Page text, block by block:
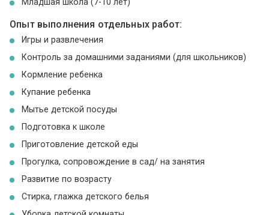
Опыт выполнения отдельных работ:
Игры и развлечения
Контроль за домашними заданиями (для школьников)
Кормление ребенка
Купание ребенка
Мытье детской посуды
Подготовка к школе
Приготовление детской еды
Прогулка, сопровождение в сад/ на занятия
Развитие по возрасту
Стирка, глажка детского белья